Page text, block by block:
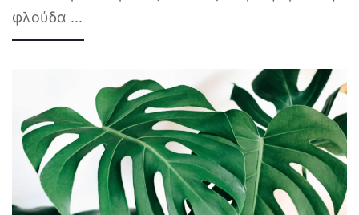
φλούδα ...